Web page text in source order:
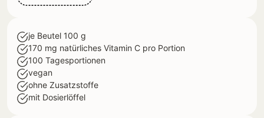
je Beutel 100 g
170 mg natürliches Vitamin C pro Portion
100 Tagesportionen
vegan
ohne Zusatzstoffe
mit Dosierlöffel